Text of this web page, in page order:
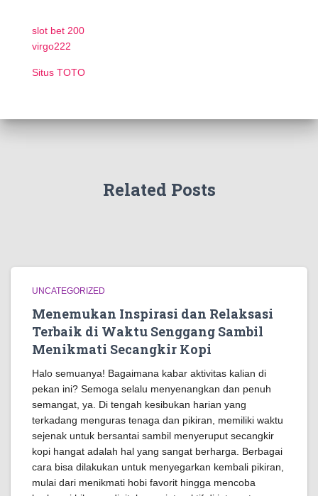
slot bet 200
virgo222
Situs TOTO
Related Posts
UNCATEGORIZED
Menemukan Inspirasi dan Relaksasi
Terbaik di Waktu Senggang Sambil
Menikmati Secangkir Kopi
Halo semuanya! Bagaimana kabar aktivitas kalian di
pekan ini? Semoga selalu menyenangkan dan penuh
semangat, ya. Di tengah kesibukan harian yang
terkadang menguras tenaga dan pikiran, memiliki waktu
sejenak untuk bersantai sambil menyeruput secangkir
kopi hangat adalah hal yang sangat berharga. Berbagai
cara bisa dilakukan untuk menyegarkan kembali pikiran,
mulai dari menikmati hobi favorit hingga mencoba